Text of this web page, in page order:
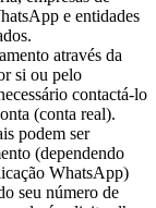
e entidades
através da
si ou pelo
contactá-lo
(conta real).
podem ser
(dependendo
WhatsApp)
seu número de